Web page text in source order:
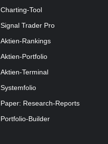
Charting-Tool
Signal Trader Pro
Aktien-Rankings
Aktien-Portfolio
Aktien-Terminal
Systemfolio
Paper: Research-Reports
Portfolio-Builder